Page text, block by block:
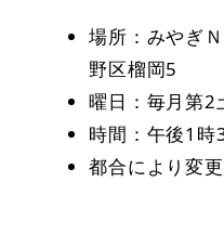
場所：みやぎ
野区榴岡5
曜日：毎月第2
時間：午後1
都合により変